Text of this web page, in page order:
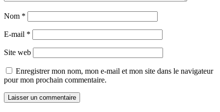
Nom *
E-mail *
Site web
Enregistrer mon nom, mon e-mail et mon site dans le navigateur
pour mon prochain commentaire.